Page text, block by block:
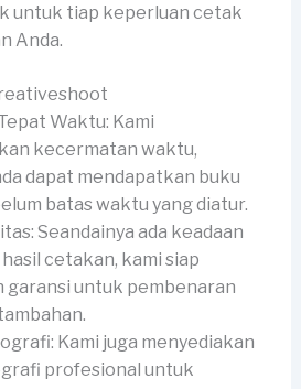
untuk tiap keperluan cetak
Anda.
Waktu: Kami
kecermatan waktu,
dapat mendapatkan buku
batas waktu yang diatur.
Seandainya ada keadaan
cetakan, kami siap
garansi untuk pembenaran
Kami juga menyediakan
profesional untuk